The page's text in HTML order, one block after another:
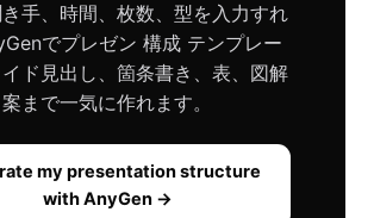
手、時間、枚数、型を入力すれ
でプレゼン 構成 テンプレー
イド見出し、箇条書き、表、図解
案まで一気に作れます。
my presentation structure
with AnyGen →